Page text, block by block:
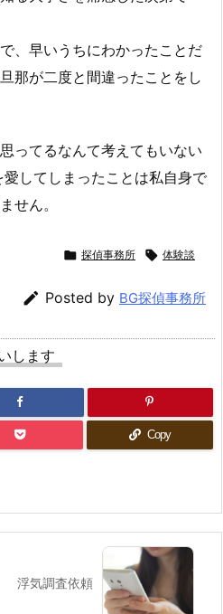
、早いうちにわかったことだ
那が二度と間違ったことをし
ってるなんて考えてもいない
してしまったことは私自身で
せん。
 探偵事務所  体験談
 Posted by BG探偵事務所
します
Copy
浮気調査依頼